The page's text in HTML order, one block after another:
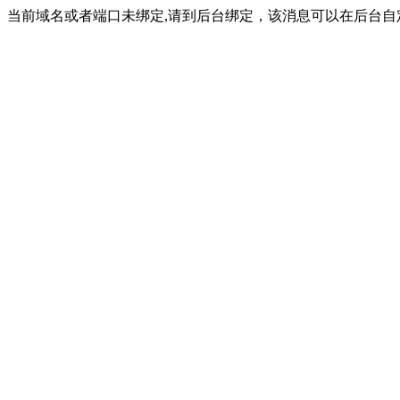
当前域名或者端口未绑定,请到后台绑定，该消息可以在后台自